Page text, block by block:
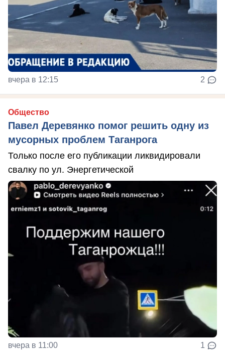
вчера в 12:15 2
Общество
Павел Деревянко помог решить одну из
мусорных проблем Таганрога
Только после его публикации ликвидировали
свалку по ул. Энергетической
вчера в 11:00 1